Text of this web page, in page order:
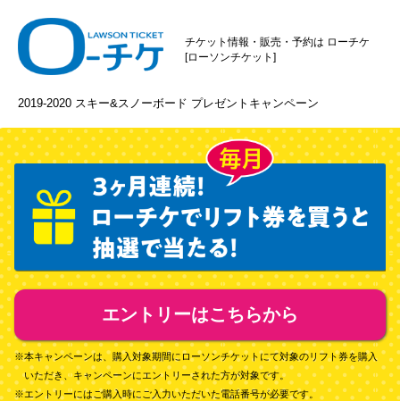
チケット情報・販売・予約は ローチケ
[ローソンチケット]
2019-2020 スキー&スノーボード プレゼントキャンペーン
エントリーはこちらから
※本キャンペーンは、購入対象期間にローソンチケットにて対象のリフト券を購入
いただき、キャンペーンにエントリーされた方が対象です。
※エントリーにはご購入時にご入力いただいた電話番号が必要です。